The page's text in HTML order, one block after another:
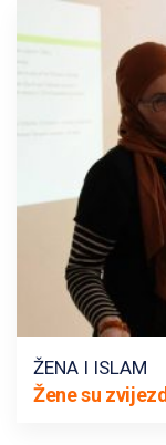
ŽENA I ISLAM
Žene su